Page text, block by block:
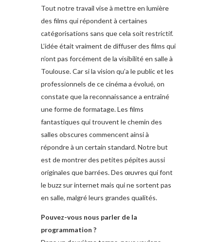
Tout notre travail vise à mettre en lumière
des films qui répondent à certaines
catégorisations sans que cela soit restrictif.
L’idée était vraiment de diffuser des films qui
n’ont pas forcément de la visibilité en salle à
Toulouse. Car si la vision qu’a le public et les
professionnels de ce cinéma a évolué, on
constate que la reconnaissance a entraîné
une forme de formatage. Les films
fantastiques qui trouvent le chemin des
salles obscures commencent ainsi à
répondre à un certain standard. Notre but
est de montrer des petites pépites aussi
originales que barrées. Des œuvres qui font
le buzz sur internet mais qui ne sortent pas
en salle, malgré leurs grandes qualités.
Pouvez-vous nous parler de la
programmation ?